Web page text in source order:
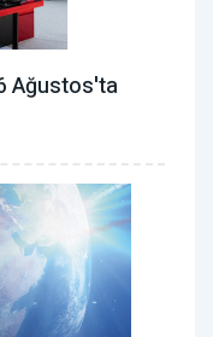
Ağustos'ta